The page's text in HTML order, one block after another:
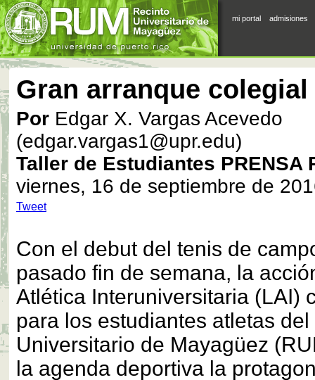
mi portal admisiones
Gran arranque
Por Edgar X. Vargas Acevedo
(edgar.vargas1@upr.edu)
Taller de Estudiantes PRENSA
viernes, 16 de septiembre de
Tweet
Con el debut del tenis de
pasado fin de semana, la
Atlética Interuniversitaria (LAI)
para los estudiantes atletas
Universitario de Mayagüez
la agenda deportiva la